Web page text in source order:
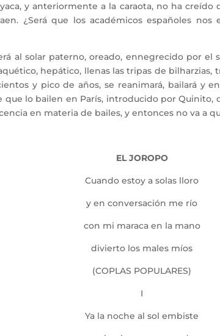
y anteriormente a la caraota, no ha
¿Será que los académicos españoles
al solar paterno, oreado, ennegrecido por el
hepático, llenas las tripas de
y pico de años, se reanimará, bailará y
lo bailen en París, introducido por Quinito,
en materia de bailes, y entonces no va a
EL JOROPO
Cuando estoy a solas lloro
y en conversación me río
con mi maraca en la mano
divierto los males míos
(COPLAS POPULARES)
I
Ya la noche al sol embiste